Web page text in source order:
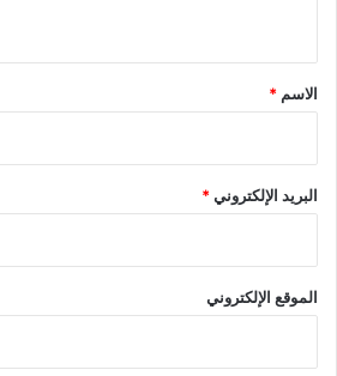
*
الاسم *
البريد الإلكتروني*
الموقع الإلكتروني